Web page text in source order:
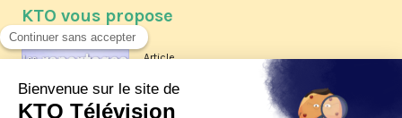
KTO vous propose
Article
Les reportages d'été 2026 de KTO